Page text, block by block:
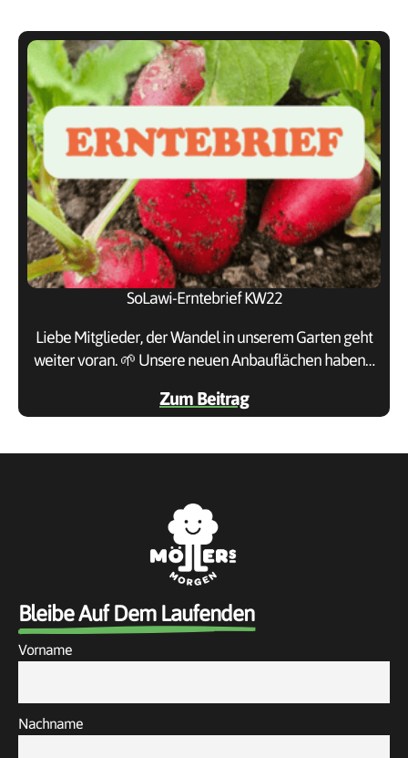
SoLawi-Erntebrief KW22
Liebe Mitglieder, der Wandel in unserem Garten geht
weiter voran. 🌱 Unsere neuen Anbauflächen haben…
Zum Beitrag
Bleibe Auf Dem Laufenden
Vorname
Nachname